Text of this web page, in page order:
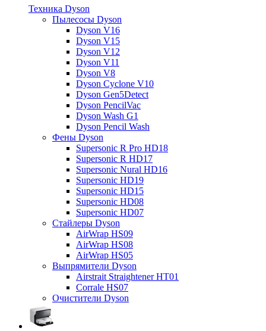
Техника Dyson
Пылесосы Dyson
Dyson V16
Dyson V15
Dyson V12
Dyson V11
Dyson V8
Dyson Cyclone V10
Dyson Gen5Detect
Dyson PencilVac
Dyson Wash G1
Dyson Pencil Wash
Фены Dyson
Supersonic R Pro HD18
Supersonic R HD17
Supersonic Nural HD16
Supersonic HD19
Supersonic HD15
Supersonic HD08
Supersonic HD07
Стайлеры Dyson
AirWrap HS09
AirWrap HS08
AirWrap HS05
Выпрямители Dyson
Airstrait Straightener HT01
Corrale HS07
Очистители Dyson